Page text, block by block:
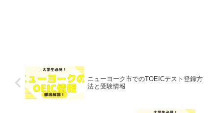
ニューヨーク市でのTOEICテスト登録方
法と受験情報